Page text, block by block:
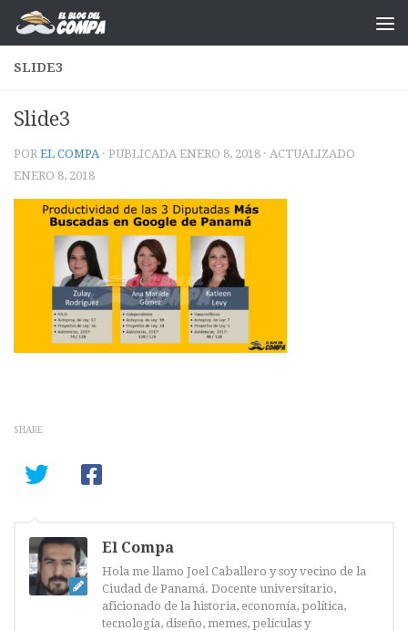
Saltar al contenido
SLIDE3
Slide3
POR EL COMPA · PUBLICADA ENERO 8, 2018 · ACTUALIZADO
ENERO 8, 2018
SHARE
El Compa
Hola me llamo Joel Caballero y soy vecino de la
Ciudad de Panamá. Docente universitario,
aficionado de la historia, economía, política,
tecnología, diseño, memes, películas y